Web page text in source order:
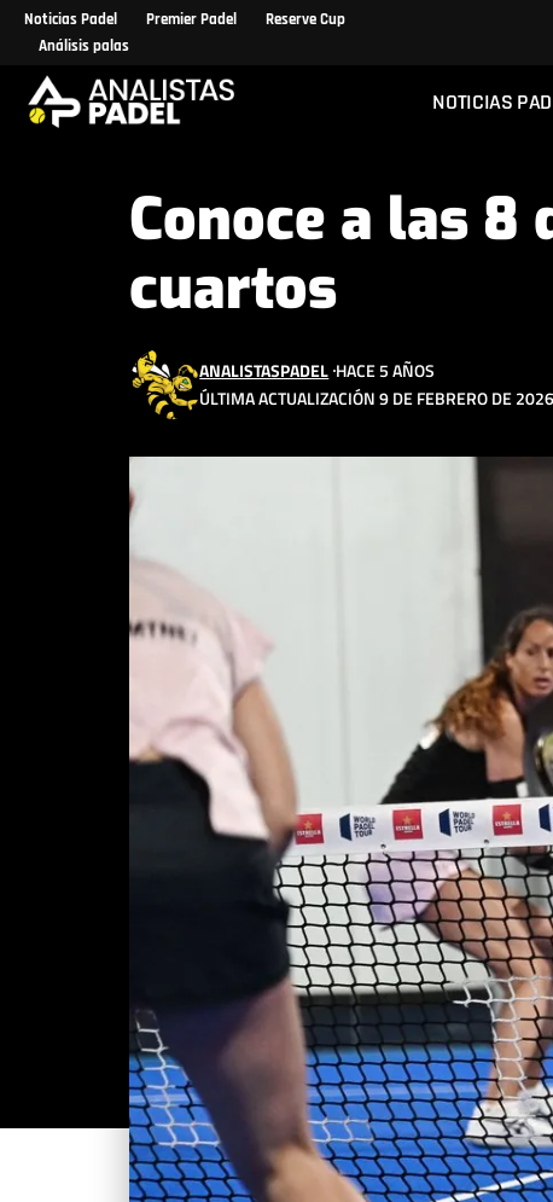
Noticias Padel Premier Padel
Reserve Cup
Análisis palas
NOTICIAS
Conoce a las 8
cuartos
ÚLTIMA ACTUALIZACIÓN 9 DE FEBRERO DE
ANALISTASPADEL HACE 5 AÑOS